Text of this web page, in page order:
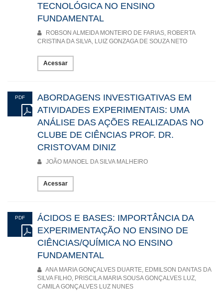
TECNOLÓGICA NO ENSINO
FUNDAMENTAL
ROBSON ALMEIDA MONTEIRO DE FARIAS, ROBERTA
CRISTINA DA SILVA, LUIZ GONZAGA DE SOUZA NETO
Acessar
PDF
ABORDAGENS INVESTIGATIVAS EM
ATIVIDADES EXPERIMENTAIS: UMA
ANÁLISE DAS AÇÕES REALIZADAS NO
CLUBE DE CIÊNCIAS PROF. DR.
CRISTOVAM DINIZ
JOÃO MANOEL DA SILVA MALHEIRO
Acessar
PDF
ÁCIDOS E BASES: IMPORTÂNCIA DA
EXPERIMENTAÇÃO NO ENSINO DE
CIÊNCIAS/QUÍMICA NO ENSINO
FUNDAMENTAL
ANA MARIA GONÇALVES DUARTE, EDMILSON DANTAS DA
SILVA FILHO, PRISCILA MARIA SOUSA GONÇALVES LUZ,
CAMILA GONÇALVES LUZ NUNES